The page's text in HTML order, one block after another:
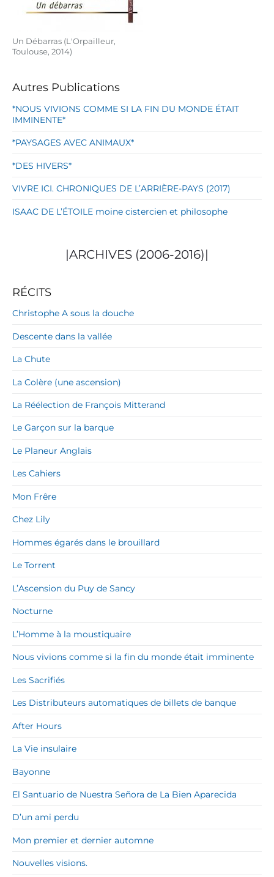
Un Débarras (L'Orpailleur,
Toulouse, 2014)
Autres Publications
*NOUS VIVIONS COMME SI LA FIN DU MONDE ÉTAIT
IMMINENTE*
*PAYSAGES AVEC ANIMAUX*
*DES HIVERS*
VIVRE ICI. CHRONIQUES DE L’ARRIÈRE-PAYS (2017)
ISAAC DE L’ÉTOILE moine cistercien et philosophe
|ARCHIVES (2006-2016)|
RÉCITS
Christophe A sous la douche
Descente dans la vallée
La Chute
La Colère (une ascension)
La Réélection de François Mitterand
Le Garçon sur la barque
Le Planeur Anglais
Les Cahiers
Mon Frêre
Chez Lily
Hommes égarés dans le brouillard
Le Torrent
L’Ascension du Puy de Sancy
Nocturne
L’Homme à la moustiquaire
Nous vivions comme si la fin du monde était imminente
Les Sacrifiés
Les Distributeurs automatiques de billets de banque
After Hours
La Vie insulaire
Bayonne
El Santuario de Nuestra Señora de La Bien Aparecida
D’un ami perdu
Mon premier et dernier automne
Nouvelles visions.